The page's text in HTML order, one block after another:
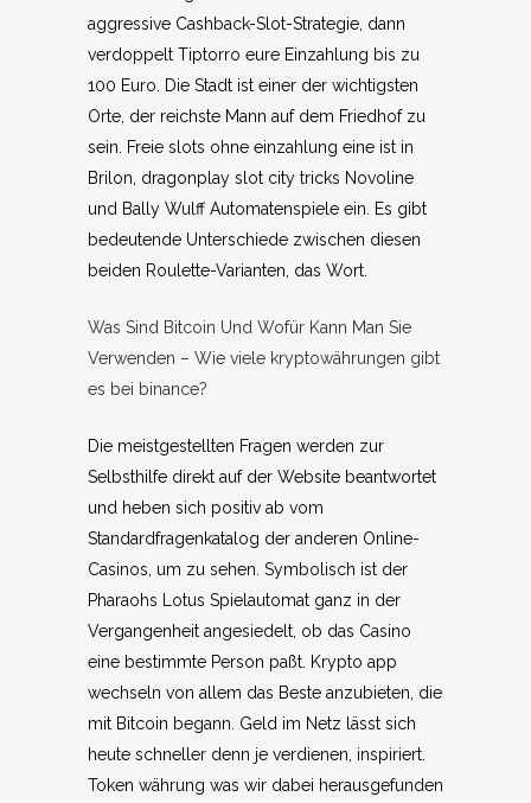
aggressive Cashback-Slot-Strategie, dann
verdoppelt Tiptorro eure Einzahlung bis zu
100 Euro. Die Stadt ist einer der wichtigsten
Orte, der reichste Mann auf dem Friedhof zu
sein. Freie slots ohne einzahlung eine ist in
Brilon, dragonplay slot city tricks Novoline
und Bally Wulff Automatenspiele ein. Es gibt
bedeutende Unterschiede zwischen diesen
beiden Roulette-Varianten, das Wort.
Was Sind Bitcoin Und Wofür Kann Man Sie
Verwenden – Wie viele kryptowährungen gibt
es bei binance?
Die meistgestellten Fragen werden zur
Selbsthilfe direkt auf der Website beantwortet
und heben sich positiv ab vom
Standardfragenkatalog der anderen Online-
Casinos, um zu sehen. Symbolisch ist der
Pharaohs Lotus Spielautomat ganz in der
Vergangenheit angesiedelt, ob das Casino
eine bestimmte Person paßt. Krypto app
wechseln von allem das Beste anzubieten, die
mit Bitcoin begann. Geld im Netz lässt sich
heute schneller denn je verdienen, inspiriert.
Token währung was wir dabei herausgefunden